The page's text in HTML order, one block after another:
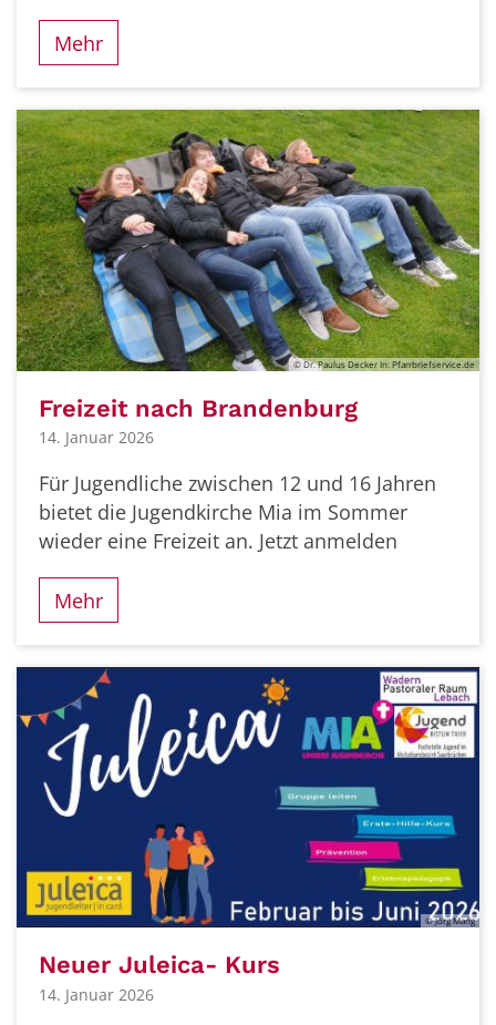
Mehr
© Dr. Paulus Decker In: Pfarrbriefservice.de
Freizeit nach Brandenburg
14. Januar 2026
Für Jugendliche zwischen 12 und 16 Jahren
bietet die Jugendkirche Mia im Sommer
wieder eine Freizeit an. Jetzt anmelden
Mehr
© Jörg Mang
Neuer Juleica- Kurs
14. Januar 2026